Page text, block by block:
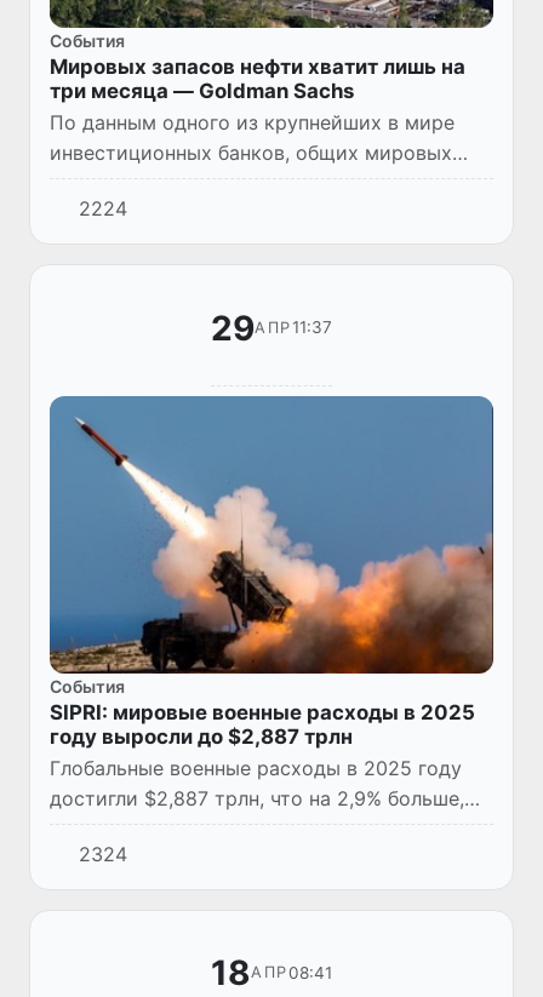
Cобытия
Мировых запасов нефти хватит лишь на
три месяца — Goldman Sachs
По данным одного из крупнейших в мире
инвестиционных банков, общих мировых
запасов нефти в хранилищах хватит лишь на
101 день потребления, этот показатель
может сократиться до 98 д...
2224
29АПР11:37
Cобытия
SIPRI: мировые военные расходы в 2025
году выросли до $2,887 трлн
Глобальные военные расходы в 2025 году
достигли $2,887 трлн, что на 2,9% больше,
чем в 2024 году. Об этом сообщил
Стокгольмский международный институт
исследования проблем мира (SI...
2324
18АПР08:41